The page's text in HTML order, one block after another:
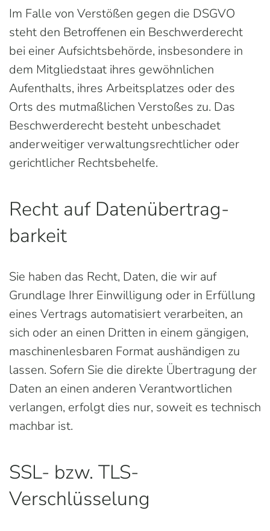
Im Falle von Verstößen gegen die DSGVO
steht den Betroffenen ein Beschwerderecht
bei einer Aufsichtsbehörde, insbesondere in
dem Mitgliedstaat ihres gewöhnlichen
Aufenthalts, ihres Arbeitsplatzes oder des
Orts des mutmaßlichen Verstoßes zu. Das
Beschwerderecht besteht unbeschadet
anderweitiger verwaltungsrechtlicher oder
gerichtlicher Rechtsbehelfe.
Recht auf Daten­übertrag­
barkeit
Sie haben das Recht, Daten, die wir auf
Grundlage Ihrer Einwilligung oder in Erfüllung
eines Vertrags automatisiert verarbeiten, an
sich oder an einen Dritten in einem gängigen,
maschinenlesbaren Format aushändigen zu
lassen. Sofern Sie die direkte Übertragung der
Daten an einen anderen Verantwortlichen
verlangen, erfolgt dies nur, soweit es technisch
machbar ist.
SSL- bzw. TLS-
Verschlüsselung